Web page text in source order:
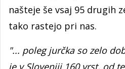
našteje še vsaj 95 drugih
tako rastejo pri nas.
"... poleg jurčka so zelo
je v Sloveniji 160 vrst, od